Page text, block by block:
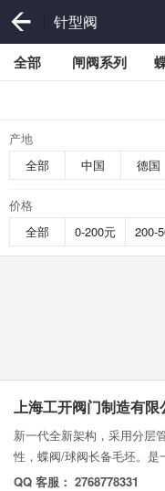
针型阀
全部 闸阀系列
产地
全部
中国 德国
价格
全部
0-200元 200-
上海工开阀门制造有限
新一代全新架构，采用分层
性，蝶阀/球阀长备毛坯。
QQ 客服： 2768778331